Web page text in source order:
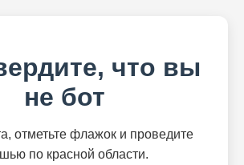
что вы
не бот
отметьте флажок и проведите
по красной области.